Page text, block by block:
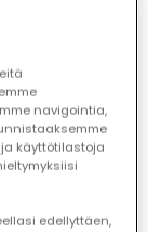
navigointia,
käyttötilastoja
edellyttäen,